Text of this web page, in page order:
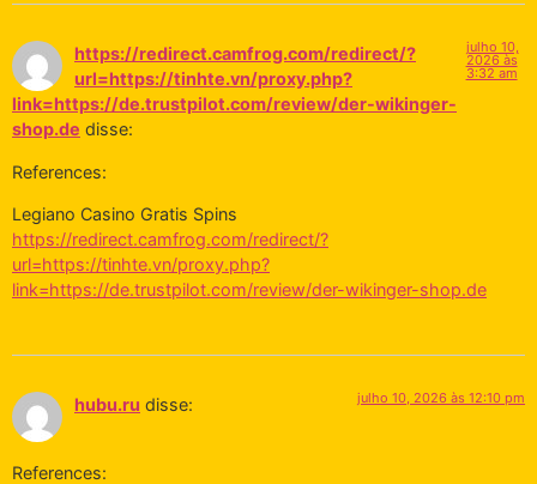
https://redirect.camfrog.com/redirect/?
url=https://tinhte.vn/proxy.php?
link=https://de.trustpilot.com/review/der-wikinger-
shop.de disse:
julho 10,
2026 às
3:32 am
References:
Legiano Casino Gratis Spins
https://redirect.camfrog.com/redirect/?
url=https://tinhte.vn/proxy.php?
link=https://de.trustpilot.com/review/der-wikinger-shop.de
hubu.ru disse: julho 10, 2026 às 12:10 pm
References: